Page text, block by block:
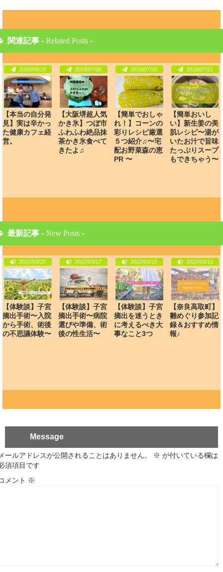
関連記事 - Related Posts -
2020/04/18
【本当の自分発
見】実は辛かっ
た健康カフェ経
営。
2018/07/06
【大阪堺超人気
かき氷】つぼ市
ふわふわ絶品抹
茶かき氷食べて
きたよ♫
2016/07/20
【簡単でおしゃ
れ！】コーンの
彩りレシピ厳選
５つ紹介♫〜宅
配お野菜森の恵
PR 〜
2016/07/21
【簡単おいし
い】新生姜の美
肌レシピ〜湯が
いたお汁で旨味
たっぷりスープ
もできちゃう〜
最新記事 - New Posts -
2022/03/22
【体験談】子宮
摘出手術〜入院
から手術、術後
の不思議体験〜
2022/03/17
【体験談】子宮
摘出手術〜病院
選びや準備、術
後の性生活〜
2022/03/15
【体験談】子宮
摘出を迷うとき
に考えるべき大
事なこと3つ
2022/03/10
【奈良高取町】
雛めぐり参加記
録＆おすすめ情
報♪
Message
ールアドレスが公開されることはありません。 ※ が付いている欄は
須項目です
メント ※